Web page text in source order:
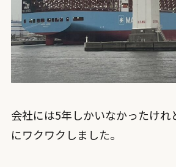
会社には5年しかいなかったけれ
にワクワクしました。